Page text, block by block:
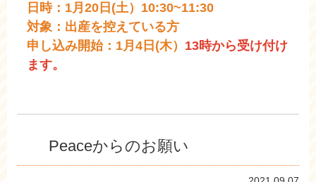
日時：1月20日(土）10:30~11:30
対象：出産を控えている方
申し込み開始：1月4日(木） 13時から受け付け
ます。
Peaceからのお願い